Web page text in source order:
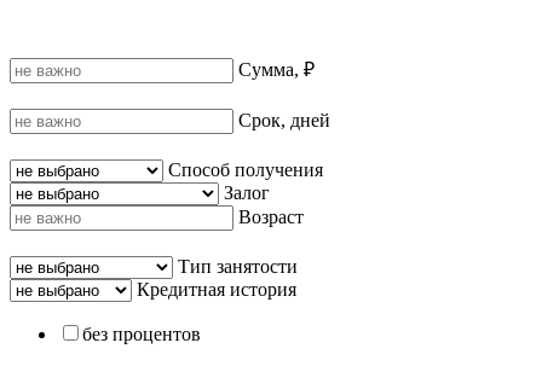
Сумма, ₽
Срок, дней
Способ получения
Залог
Возраст
Тип занятости
Кредитная история
без процентов